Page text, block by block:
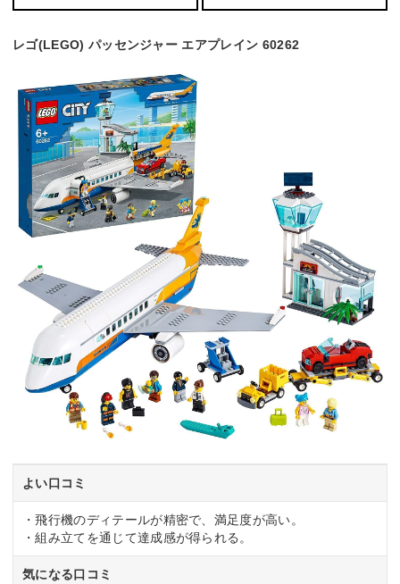
レゴ(LEGO) パッセンジャー エアプレイン 60262
よい口コミ
・飛行機のディテールが精密で、満足度が高い。
・組み立てを通じて達成感が得られる。
気になる口コミ